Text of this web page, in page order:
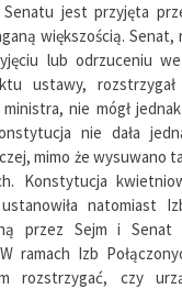
Senatu jest przyjęta
większością. Senat,
lub odrzuceniu
ustawy,
nie mógł
nie dała
mimo że wysuwano
Konstytucja
natomiast
przez Sejm i Senat
ramach Izb
rozstrzygać, czy